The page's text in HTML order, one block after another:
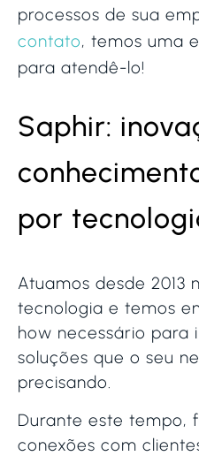
processos de sua
contato, temos uma
para atendê-lo!
Saphir:
por
Atuamos desde 2013
tecnologia e temos
how necessário para
soluções que o seu
precisando.
Durante este tempo,
conexões com